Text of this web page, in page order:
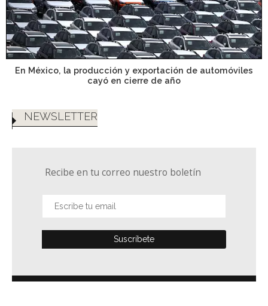
En México, la producción y exportación de automóviles
cayó en cierre de año
NEWSLETTER
Recibe en tu correo nuestro boletín